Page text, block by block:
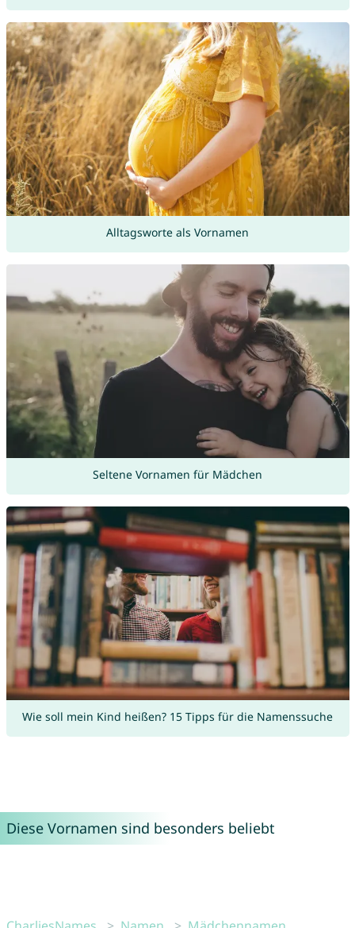
Alltagsworte als Vornamen
Seltene Vornamen für Mädchen
Wie soll mein Kind heißen? 15 Tipps für die Namenssuche
Diese Vornamen sind besonders beliebt